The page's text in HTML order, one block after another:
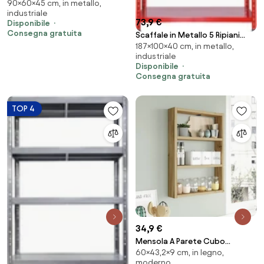
in Metallo Cromato Tosini...
90×60×45 cm, in metallo,
industriale
Disponibile
Consegna gratuita
73,9 €
Scaffale in Metallo 5 Ripiani
100x40x187 cm Ettore Rosso...
187×100×40 cm, in metallo,
industriale
Disponibile
Consegna gratuita
TOP 4
34,9 €
Mensola A Parete Cubo
43x9x60H 3 Ripiani Effetto
60×43,2×9 cm, in legno,